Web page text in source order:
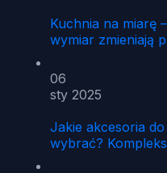
Kuchnia na miarę
wymiar zmieniają
06
sty 2025
Jakie akcesoria
wybrać?